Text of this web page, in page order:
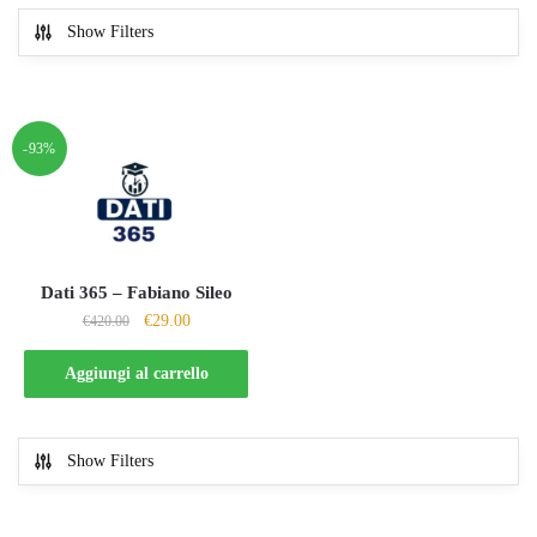
Show Filters
-93%
Dati 365 – Fabiano Sileo
€420.00
Il
prezzo
originale
era:
€29.00Il
prezzo
attuale
è:
Aggiungi al carrello
Show Filters